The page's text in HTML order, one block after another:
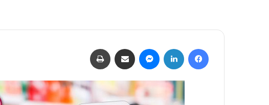
فيسبوك لينكدإن ماسنجر مشاركة عبر البريد طباعة